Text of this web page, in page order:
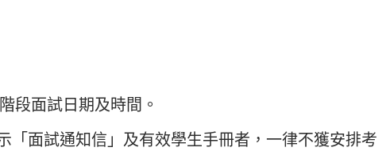
段面試日期及時間。
面試通知信」及有效學生手冊者，一律不獲安排考